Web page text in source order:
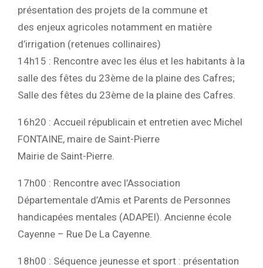
présentation des projets de la commune et
des enjeux agricoles notamment en matière
d’irrigation (retenues collinaires)
14h15 : Rencontre avec les élus et les habitants à la
salle des fêtes du 23ème de la plaine des Cafres;
Salle des fêtes du 23ème de la plaine des Cafres.
16h20 : Accueil républicain et entretien avec Michel
FONTAINE, maire de Saint-Pierre
Mairie de Saint-Pierre.
17h00 : Rencontre avec l’Association
Départementale d’Amis et Parents de Personnes
handicapées mentales (ADAPEI). Ancienne école
Cayenne – Rue De La Cayenne.
18h00 : Séquence jeunesse et sport : présentation